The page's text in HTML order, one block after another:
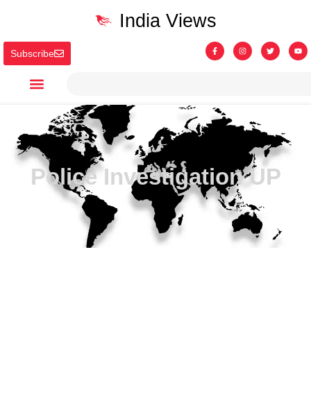
Subscribe
India Views
Police Investigation UP